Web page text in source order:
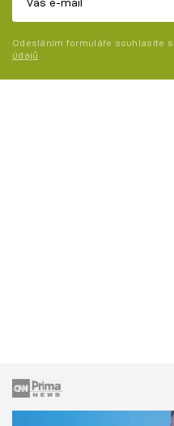
Odesláním formuláře souhlasíte s
údajů